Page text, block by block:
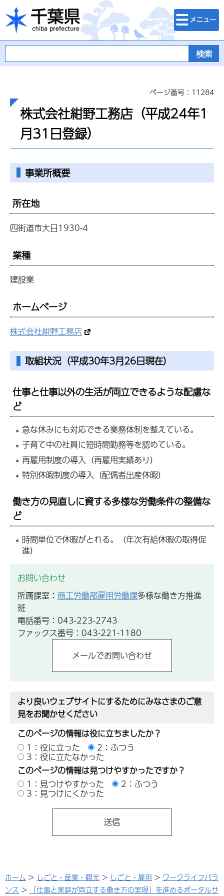
千葉県
検索・メニュ
ー
ページ番号：11284
株式会社紺野工務店（平成24年1
月31日登録）
事業所概要
所在地
四街道市大日1930-4
業種
建設業
ホームページ
株式会社紺野工務店
取組状況（平成30年3月26日現在）
仕事と仕事以外の生活が両立できるような配慮な
ど
急な休みにも対応できる業務体制を整えている。
子育て中の社員に短時間勤務等を認めている。
再雇用制度の導入（再雇用実績あり）
特別休暇制度の導入（配偶者出産休暇）
働き方の見直しに資する多様な労働条件の整備な
ど
時間単位で休暇がとれる。（年次有給休暇の取得促
進）
お問い合わせ
所属課室： 商工労働部雇用労働課多様な働き方推進
班
電話番号：043-223-2743
ファックス番号：043-221-1180
より良いウェブサイトにするためにみなさまのご意
見をお聞かせください
このページの情報は役に立ちましたか？
1：役に立った
2：ふつう
3：役に立たなかった
このページの情報は見つけやすかったですか？
1：見つけやすかった
2：ふつう
3：見つけにくかった
ホーム > しごと・産業・観光 > しごと・雇用 > ワークライフバラ
ンス > 「仕事と家庭が両立する働き方の実現」を進めるポータルサ